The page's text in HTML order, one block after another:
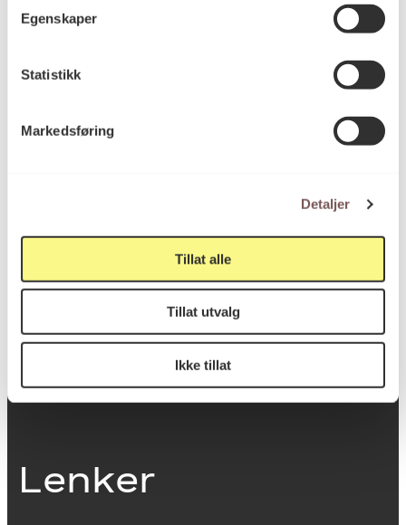
Egenskaper
Statistikk
Markedsføring
Detaljer
Tillat alle
Tillat utvalg
Ikke tillat
Besøksadresse
Victoria Terrasse 11
0251 Oslo
Viktig info
Utbetaling og fakturering
Om opphavsrett
Dokumentasjonsskjema
Last ned logo
Lenker